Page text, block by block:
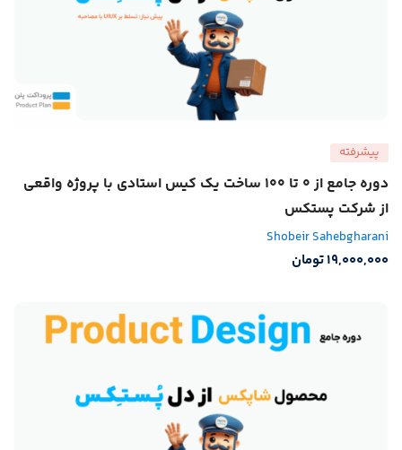
پیشرفته
دوره جامع از 0 تا 100 ساخت یک کیس استادی با پروژه واقعی
از شرکت پستکس
Shobeir Sahebgharani
19,000,000تومان